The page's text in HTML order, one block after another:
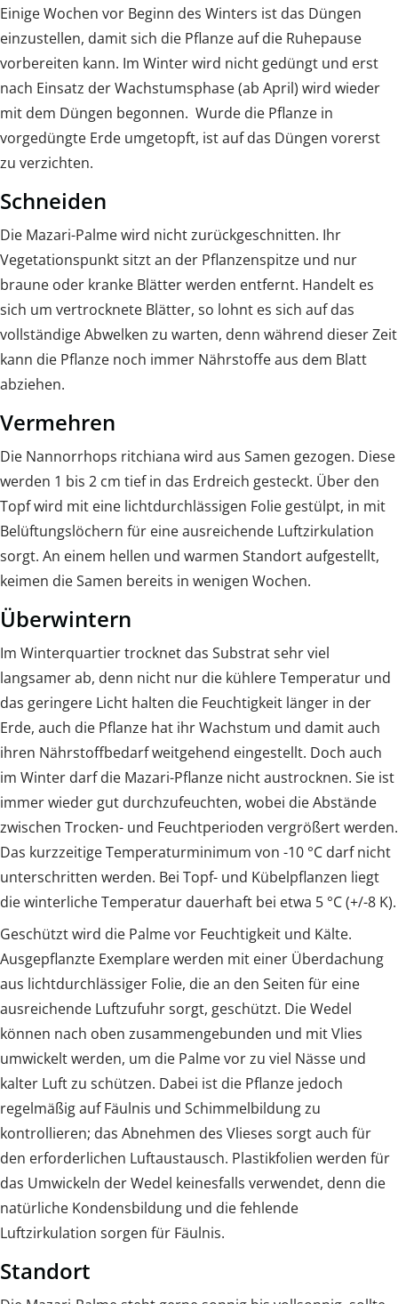
Einige Wochen vor Beginn des Winters ist das Düngen
einzustellen, damit sich die Pflanze auf die Ruhepause
vorbereiten kann. Im Winter wird nicht gedüngt und erst
nach Einsatz der Wachstumsphase (ab April) wird wieder
mit dem Düngen begonnen. Wurde die Pflanze in
vorgedüngte Erde umgetopft, ist auf das Düngen vorerst
zu verzichten.
Schneiden
Die Mazari-Palme wird nicht zurückgeschnitten. Ihr
Vegetationspunkt sitzt an der Pflanzenspitze und nur
braune oder kranke Blätter werden entfernt. Handelt es
sich um vertrocknete Blätter, so lohnt es sich auf das
vollständige Abwelken zu warten, denn während dieser Zeit
kann die Pflanze noch immer Nährstoffe aus dem Blatt
abziehen.
Vermehren
Die Nannorrhops ritchiana wird aus Samen gezogen. Diese
werden 1 bis 2 cm tief in das Erdreich gesteckt. Über den
Topf wird mit eine lichtdurchlässigen Folie gestülpt, in mit
Belüftungslöchern für eine ausreichende Luftzirkulation
sorgt. An einem hellen und warmen Standort aufgestellt,
keimen die Samen bereits in wenigen Wochen.
Überwintern
Im Winterquartier trocknet das Substrat sehr viel
langsamer ab, denn nicht nur die kühlere Temperatur und
das geringere Licht halten die Feuchtigkeit länger in der
Erde, auch die Pflanze hat ihr Wachstum und damit auch
ihren Nährstoffbedarf weitgehend eingestellt. Doch auch
im Winter darf die Mazari-Pflanze nicht austrocknen. Sie ist
immer wieder gut durchzufeuchten, wobei die Abstände
zwischen Trocken- und Feuchtperioden vergrößert werden.
Das kurzzeitige Temperaturminimum von -10 °C darf nicht
unterschritten werden. Bei Topf- und Kübelpflanzen liegt
die winterliche Temperatur dauerhaft bei etwa 5 °C (+/-8 K).
Geschützt wird die Palme vor Feuchtigkeit und Kälte.
Ausgepflanzte Exemplare werden mit einer Überdachung
aus lichtdurchlässiger Folie, die an den Seiten für eine
ausreichende Luftzufuhr sorgt, geschützt. Die Wedel
können nach oben zusammengebunden und mit Vlies
umwickelt werden, um die Palme vor zu viel Nässe und
kalter Luft zu schützen. Dabei ist die Pflanze jedoch
regelmäßig auf Fäulnis und Schimmelbildung zu
kontrollieren; das Abnehmen des Vlieses sorgt auch für
den erforderlichen Luftaustausch. Plastikfolien werden für
das Umwickeln der Wedel keinesfalls verwendet, denn die
natürliche Kondensbildung und die fehlende
Luftzirkulation sorgen für Fäulnis.
Standort